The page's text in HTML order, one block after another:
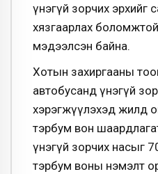
үнэгүй зорчих эрхийг
хязгаарлах
мэдээлсэн байна.
Хотын захиргааны
автобусанд үнэгүй
хэрэгжүүлэхэд жилд
тэрбум вон
үнэгүй зорчих насыг
тэрбум воны нэмэлт